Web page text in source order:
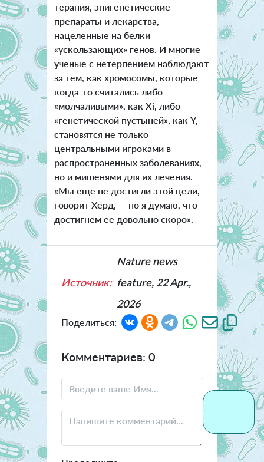
терапия, эпигенетические
препараты и лекарства,
нацеленные на белки
«ускользающих» генов. И многие
ученые с нетерпением наблюдают
за тем, как хромосомы, которые
когда-то считались либо
«молчаливыми», как Хi, либо
«генетической пустыней», как Y,
становятся не только
центральными игроками в
распространенных заболеваниях,
но и мишенями для их лечения.
«Мы еще не достигли этой цели, —
говорит Херд, — но я думаю, что
достигнем ее довольно скоро».
Источник:
Nature news
feature, 22 Apr.,
2026
Поделиться:
Комментариев: 0